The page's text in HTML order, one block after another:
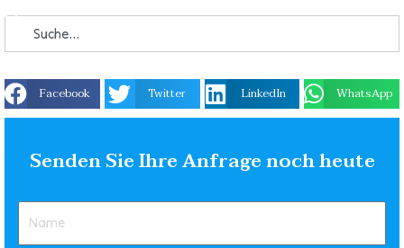
Facebook Twitter LinkedIn WhatsApp
Senden Sie Ihre Anfrage noch heute